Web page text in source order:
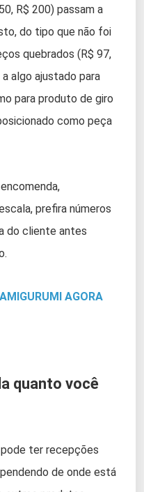
R$ 200) passam a
do tipo que não foi
quebrados (R$ 97,
algo ajustado para
para produto de giro
como peça
prefira números
do cliente antes
AGORA
quanto você
pode ter recepções
de onde está